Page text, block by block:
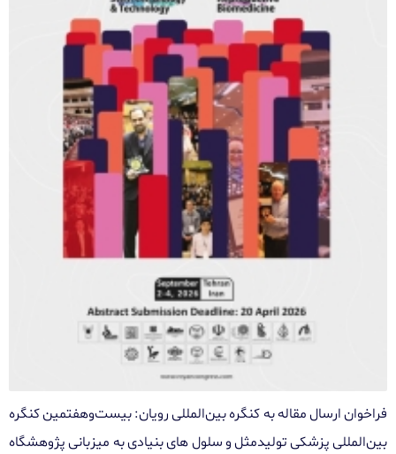
فراخوان ارسال مقاله به کنگره بین‌المللی رویان: بیست‌وهفتمین کنگره
بین‌المللی پزشکی تولیدمثل و سلول های بنیادی به میزبانی پژوهشگاه